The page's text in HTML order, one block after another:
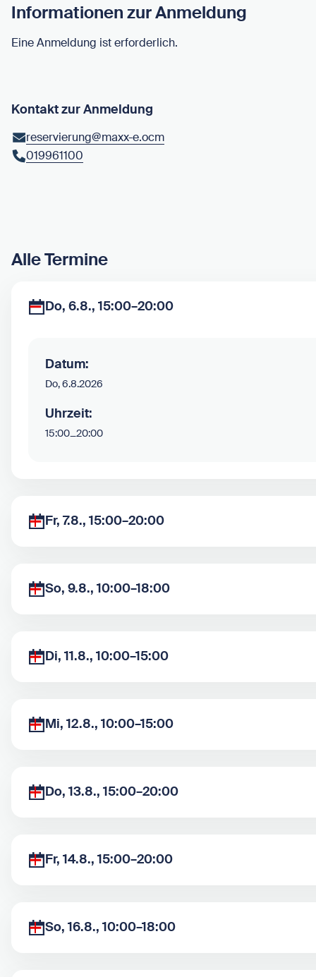
Informationen zur Anmeldung
Eine Anmeldung ist erforderlich.
Kontakt zur Anmeldung
reservierung@maxx-e.ocm
019961100
Alle Termine
Do, 6.8., 15:00–20:00
Datum:
Do, 6.8.2026
Uhrzeit:
15:00–20:00
Fr, 7.8., 15:00–20:00
So, 9.8., 10:00–18:00
Di, 11.8., 10:00–15:00
Mi, 12.8., 10:00–15:00
Do, 13.8., 15:00–20:00
Fr, 14.8., 15:00–20:00
So, 16.8., 10:00–18:00